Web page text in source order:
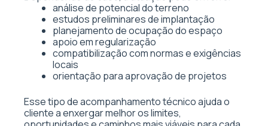
análise de potencial do terreno
estudos preliminares de implantação
planejamento de ocupação do espaço
apoio em regularização
compatibilização com normas e exigências
locais
orientação para aprovação de projetos
Esse tipo de acompanhamento técnico ajuda o
cliente a enxergar melhor os limites,